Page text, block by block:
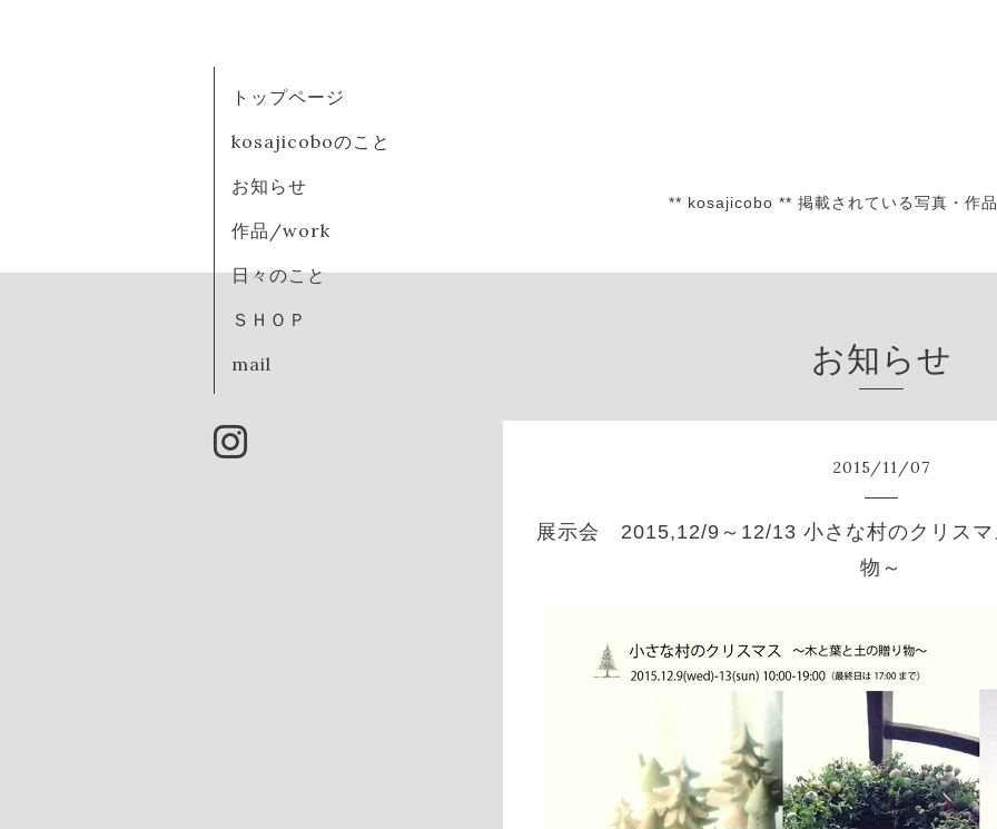
** kosajicobo ** 掲載されている写真・作
トップページ
kosajicoboのこと
お知らせ
作品/work
日々のこと
ＳＨＯＰ
mail
お知らせ
2015/11/07
展示会 2015,12/9～12/13 小さな村のクリス
物～